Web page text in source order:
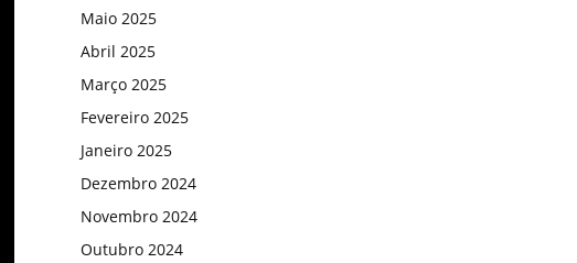
Maio 2025
Abril 2025
Março 2025
Fevereiro 2025
Janeiro 2025
Dezembro 2024
Novembro 2024
Outubro 2024